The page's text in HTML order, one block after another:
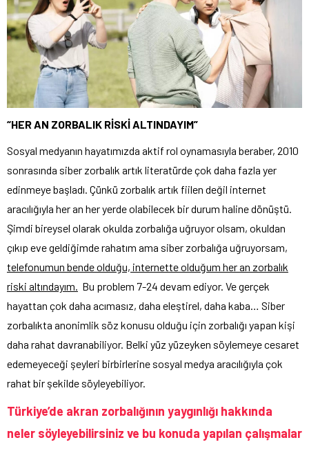
“HER AN ZORBALIK RİSKİ ALTINDAYIM”
Sosyal medyanın hayatımızda aktif rol oynamasıyla beraber, 2010
sonrasında siber zorbalık artık literatürde çok daha fazla yer
edinmeye başladı. Çünkü zorbalık artık fiilen değil internet
aracılığıyla her an her yerde olabilecek bir durum haline dönüştü.
Şimdi bireysel olarak okulda zorbalığa uğruyor olsam, okuldan
çıkıp eve geldiğimde rahatım ama siber zorbalığa uğruyorsam,
telefonumun bende olduğu, internette olduğum her an zorbalık
riski altındayım. Bu problem 7-24 devam ediyor. Ve gerçek
hayattan çok daha acımasız, daha eleştirel, daha kaba… Siber
zorbalıkta anonimlik söz konusu olduğu için zorbalığı yapan kişi
daha rahat davranabiliyor. Belki yüz yüzeyken söylemeye cesaret
edemeyeceği şeyleri birbirlerine sosyal medya aracılığıyla çok
rahat bir şekilde söyleyebiliyor.
Türkiye’de akran zorbalığının yaygınlığı hakkında
neler söyleyebilirsiniz ve bu konuda yapılan çalışmalar